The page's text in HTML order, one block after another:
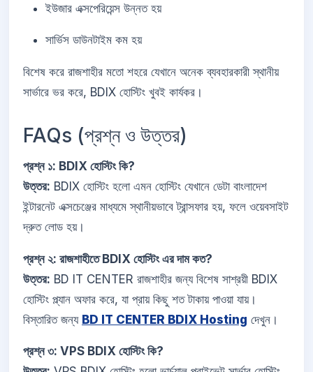
ইউজার এক্সপেরিয়েন্স উন্নত হয়
সার্ভিস ডাউনটাইম কম হয়
বিশেষ করে রাজশাহীর মতো শহরে যেখানে অনেক ব্যবহারকারী স্থানীয়
সার্ভারে ভর করে, BDIX হোস্টিং খুবই কার্যকর।
FAQs (প্রশ্ন ও উত্তর)
প্রশ্ন ১: BDIX হোস্টিং কি?
উত্তর: BDIX হোস্টিং হলো এমন হোস্টিং যেখানে ডেটা বাংলাদেশ
ইন্টারনেট এক্সচেঞ্জের মাধ্যমে স্থানীয়ভাবে ট্রান্সফার হয়, ফলে ওয়েবসাইট
দ্রুত লোড হয়।
প্রশ্ন ২: রাজশাহীতে BDIX হোস্টিং এর দাম কত?
উত্তর: BD IT CENTER রাজশাহীর জন্য বিশেষ সাশ্রয়ী BDIX
হোস্টিং প্ল্যান অফার করে, যা প্রায় কিছু শত টাকায় পাওয়া যায়।
বিস্তারিত জন্য BD IT CENTER BDIX Hosting দেখুন।
প্রশ্ন ৩: VPS BDIX হোস্টিং কি?